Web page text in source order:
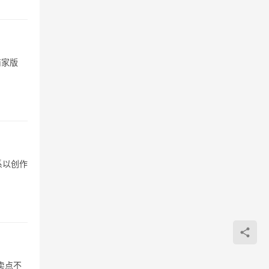
版
以创作
点不